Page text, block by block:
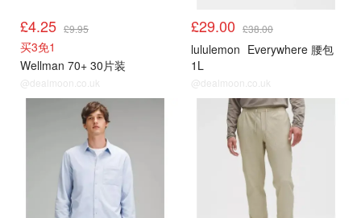
£4.25 £9.95
买3免1
Wellman 70+ 30片装
@dealmoon.co.uk
£29.00 £38.00
lululemon Everywhere 腰包
1L
@dealmoon.co.uk
Lululemon